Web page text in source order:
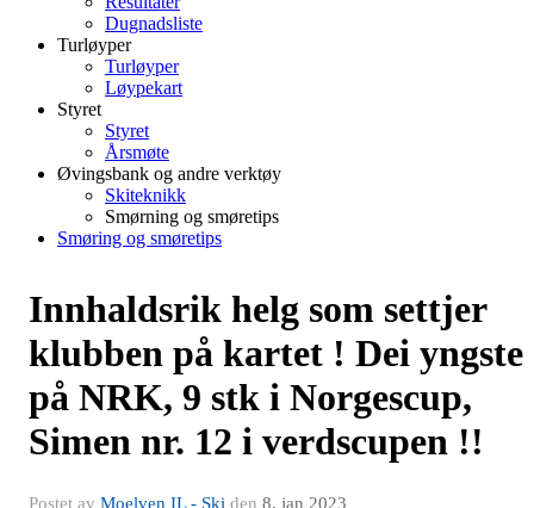
Dugnadsliste
Turløyper
Turløyper
Løypekart
Styret
Styret
Årsmøte
Øvingsbank og andre verktøy
Skiteknikk
Smørning og smøretips
Smøring og smøretips
Innhaldsrik helg som settjer
klubben på kartet ! Dei yngste
på NRK, 9 stk i Norgescup,
Simen nr. 12 i verdscupen !!
Postet av Moelven IL - Ski den 8. jan 2023